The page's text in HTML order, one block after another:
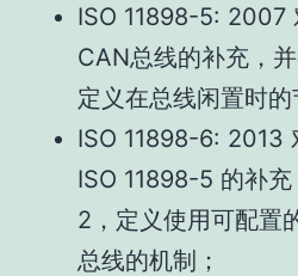
ISO 11898-5: 2007
CAN总线的补充，
定义在总线闲置时的
ISO 11898-6: 2013
ISO 11898-5 的补
2，定义使用可配置
总线的机制；